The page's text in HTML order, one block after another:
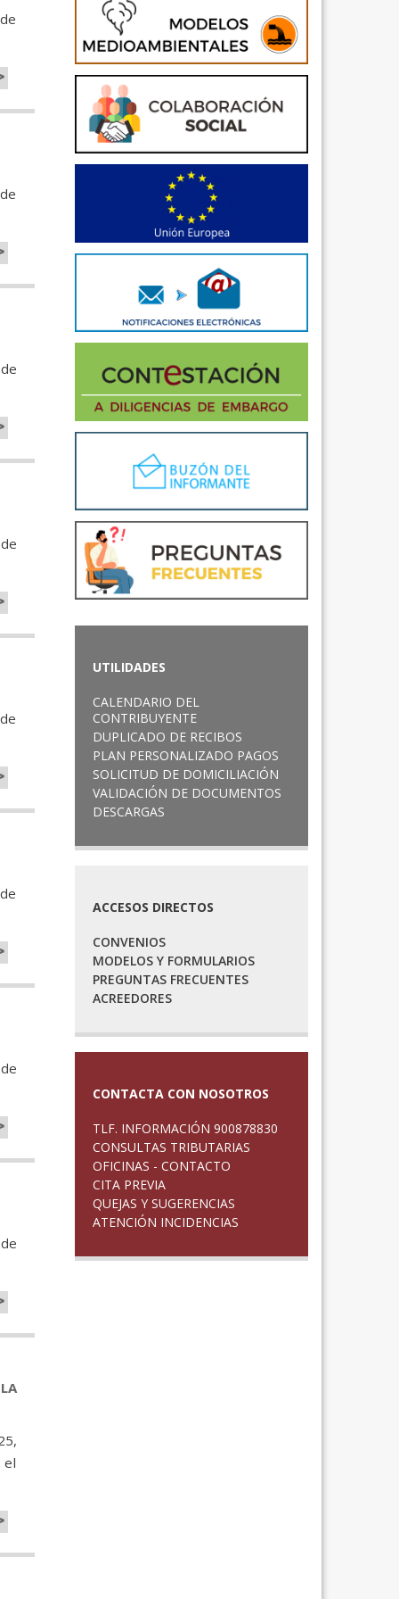
el
UTILIDADES
CALENDARIO DEL
CONTRIBUYENTE
DUPLICADO DE RECIBOS
PLAN PERSONALIZADO PAGOS
SOLICITUD DE DOMICILIACIÓN
VALIDACIÓN DE DOCUMENTOS
DESCARGAS
ACCESOS DIRECTOS
CONVENIOS
MODELOS Y FORMULARIOS
PREGUNTAS FRECUENTES
ACREEDORES
CONTACTA CON NOSOTROS
TLF. INFORMACIÓN 900878830
CONSULTAS TRIBUTARIAS
OFICINAS - CONTACTO
CITA PREVIA
QUEJAS Y SUGERENCIAS
ATENCIÓN INCIDENCIAS